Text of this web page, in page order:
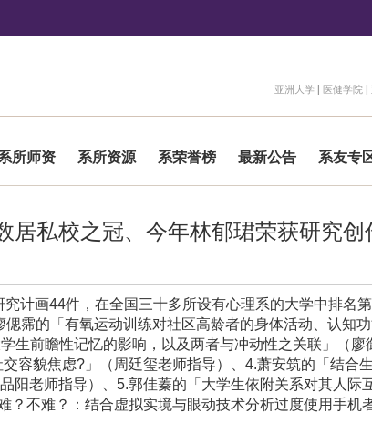
亚洲大学 | 医健学院 |
所师资 系所资源 系荣誉榜 最新公告 系友专
居私校之冠、今年林郁珺荣获研究创
究计画44件，在全国三十多所设有心理系的大学中排名
偲霈的「有氧运动训练对社区高龄者的身体活动、认知
学生前瞻性记忆的影响，以及两者与冲动性之关联」（廖
容貌焦虑? 」（周廷玺老师指导）、 4.萧安筑的「结合
阳老师指导）、 5.郭佳蓁的「大学生依附关系对其人际
？不难？：结合虚拟实境与眼动技术分析过度使用手机